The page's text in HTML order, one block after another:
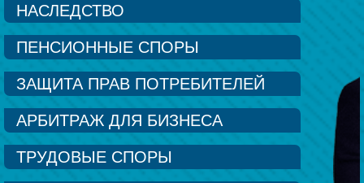
Полезные статьи
Наши победы
Видео о нас
НАСЛЕДСТВО
ПЕНСИОННЫЕ СПОРЫ
ЗАЩИТА ПРАВ ПОТРЕБИТЕЛЕЙ
АРБИТРАЖ ДЛЯ БИЗНЕСА
ТРУДОВЫЕ СПОРЫ